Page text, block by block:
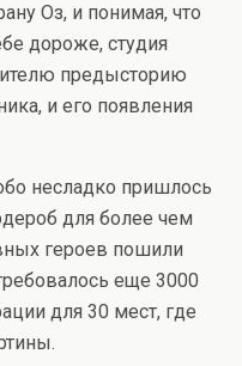
Оз, и понимая, что
дороже, студия
предысторию
и его появления
несладко пришлось
для более чем
героев пошили
еще 3000
для 30 мест, где